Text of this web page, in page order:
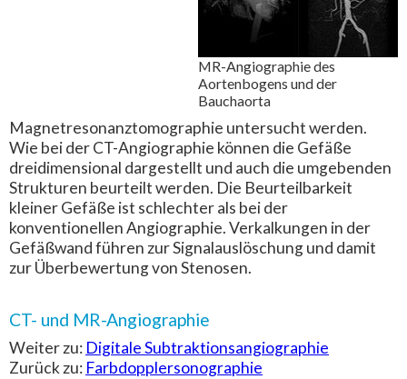
MR-Angiographie des
Aortenbogens und der
Bauchaorta
Magnetresonanztomographie untersucht werden.
Wie bei der CT-Angiographie können die Gefäße
dreidimensional dargestellt und auch die umgebenden
Strukturen beurteilt werden. Die Beurteilbarkeit
kleiner Gefäße ist schlechter als bei der
konventionellen Angiographie. Verkalkungen in der
Gefäßwand führen zur Signalauslöschung und damit
zur Überbewertung von Stenosen.
CT- und MR-Angiographie
Weiter zu: Digitale Subtraktionsangiographie
Zurück zu: Farbdopplersonographie